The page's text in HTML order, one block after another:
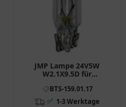
JMP Lampe 24V5W
W2.1X9.5D für
BTS-159.01.17
✅ 1-3 Werktage